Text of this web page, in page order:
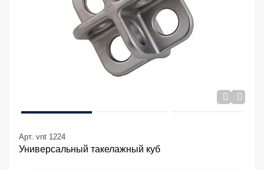
Арт. vnt 1224
Универсальный такелажный куб